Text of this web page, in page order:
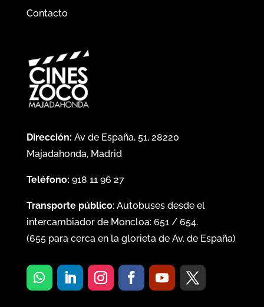
Contacto
Dirección: Av de España, 51, 28220
Majadahonda, Madrid
Teléfono: 918 11 96 27
Transporte público: Autobuses desde el
intercambiador de Moncloa: 651/ 654.
(655para cerca en la glorieta de Av. de España)